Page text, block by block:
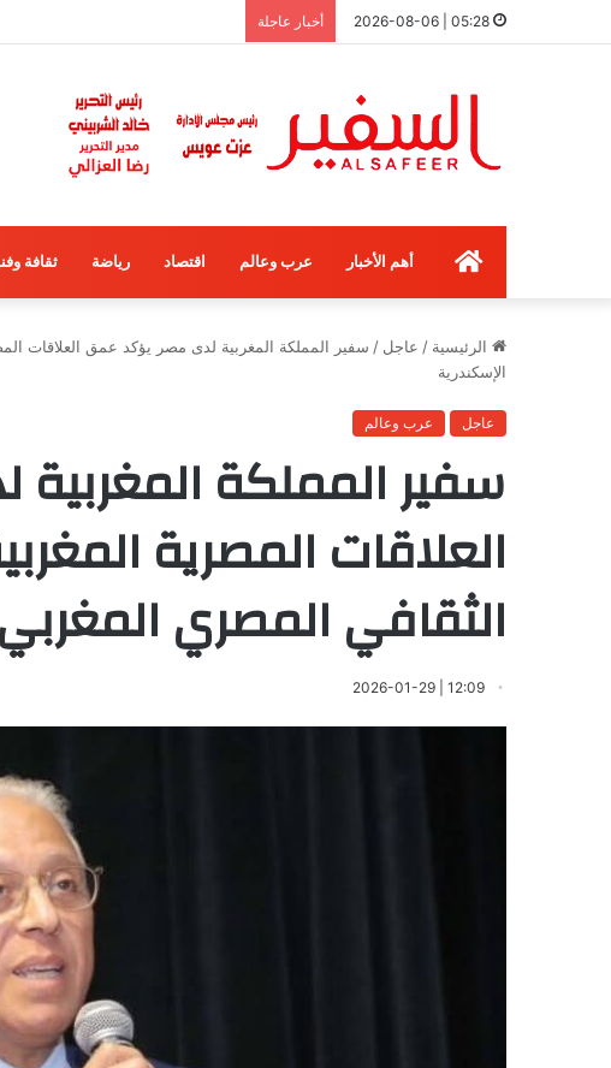
أخبار عاجلة
الرئيسيةأهم الأخبار عرب وعالم اقتصاد رياضة ثقافة
الرئيسية / عاجل / سفير المملكة المغربية لدى مصر يؤكد عمق العلاقات
الإسكندرية
عاجل عرب وعالم
سفير المملكة
العلاقات المصرية
الثقافي المصري